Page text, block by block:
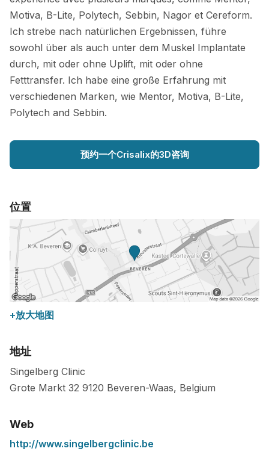
Motiva, B-Lite, Polytech, Sebbin, Nagor et Cereform.
Ich strebe nach natürlichen Ergebnissen, führe
sowohl über als auch unter dem Muskel Implantate
durch, mit oder ohne Uplift, mit oder ohne
Fetttransfer. Ich habe eine große Erfahrung mit
verschiedenen Marken, wie Mentor, Motiva, B-Lite,
Polytech and Sebbin.
预约一个Crisalix的3D咨询
位置
+放大地图
地址
Singelberg Clinic
Grote Markt 32 9120 Beveren-Waas, Belgium
Web
http://www.singelbergclinic.be